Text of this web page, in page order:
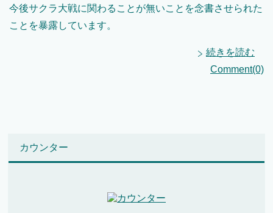
今後サクラ大戦に関わることが無いことを念書させられた
ことを暴露しています。
続きを読む
Comment(0)
カウンター